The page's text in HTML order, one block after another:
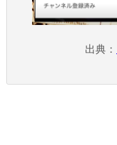
出典：